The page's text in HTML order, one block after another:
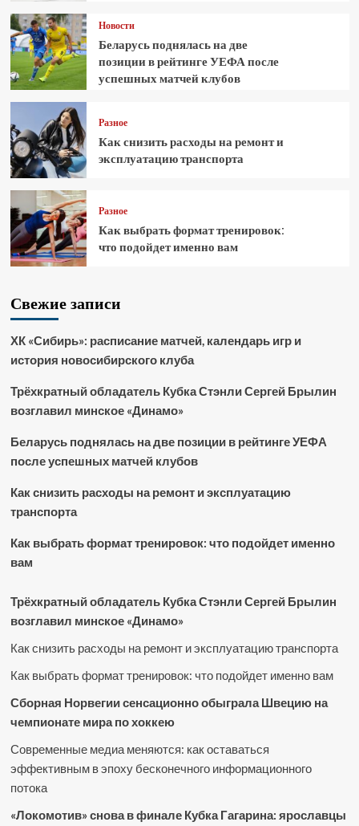
Новости
Беларусь поднялась на две
позиции в рейтинге УЕФА после
успешных матчей клубов
Разное
Как снизить расходы на ремонт и
эксплуатацию транспорта
Разное
Как выбрать формат тренировок:
что подойдет именно вам
Свежие записи
ХК «Сибирь»: расписание матчей, календарь игр и
история новосибирского клуба
Трёхкратный обладатель Кубка Стэнли Сергей Брылин
возглавил минское «Динамо»
Беларусь поднялась на две позиции в рейтинге УЕФА
после успешных матчей клубов
Как снизить расходы на ремонт и эксплуатацию
транспорта
Как выбрать формат тренировок: что подойдет именно
вам
Трёхкратный обладатель Кубка Стэнли Сергей Брылин
возглавил минское «Динамо»
Как снизить расходы на ремонт и эксплуатацию транспорта
Как выбрать формат тренировок: что подойдет именно вам
Сборная Норвегии сенсационно обыграла Швецию на
чемпионате мира по хоккею
Современные медиа меняются: как оставаться
эффективным в эпоху бесконечного информационного
потока
«Локомотив» снова в финале Кубка Гагарина: ярославцы